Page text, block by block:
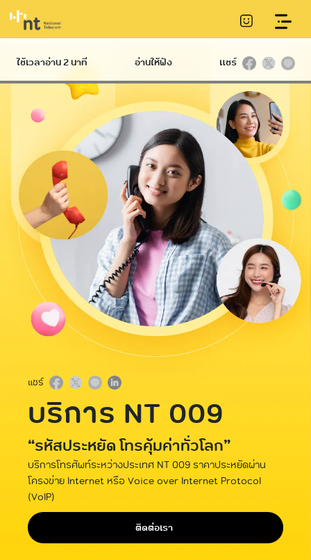
NT Broadband
บริการอินเทอร์เน็ต
ไฟเบอร์ความเร็วสูง
C internet บริการ
อินเทอร์เน็ตไฟเบอร์
ความเร็วสูง
Caller ID บริการ
โทรศัพท์บ้านโชว์
เบอร์
Fixed Line บริการ
โทรศัพท์ประจําที่
International call
forward บริการโทร
ระหว่างประเทศ
Free Phone
Service บริการ
หมายเลขโทรฟรี
International
Direct Dialing
บริการโทรศัพท์
ระหว่างประเทศ
ระบบเรียกตรง
อัตโนมัติ
Wireless net
บริการซิมสำหรับ
เน็ต Pocket Wi-Fi
Wi-Fi บริการ
อินเทอร์เน็ตไร้สาย
ความเร็วสูง
บริการบนโครงข่าย
5G
บริการ Mobile
NT NET PLAY | C
nema
NT NET PLAY | iptv
บริการ NT 001
บริการ NT 009
บริการ NT free
phone Service
บัตรโทรศัพท์
ระหว่างประเทศ NT
phonenet/thaicard
(International
prepaid Calling
Card)
แชร์
บริการ NT 009
“รหัสประหยัด โทรคุ้มค่าทั่วโลก”
บริการโทรศัพท์ระหว่างประเทศ NT 009 ราคาประหยัดผ่าน
โครงข่าย Internet หรือ Voice over Internet Protocol
(VoIP)
ติดต่อเรา
บริการ NT 009
ใช้เวลาอ่าน 2 นาที อ่านให้ฟัง แชร์